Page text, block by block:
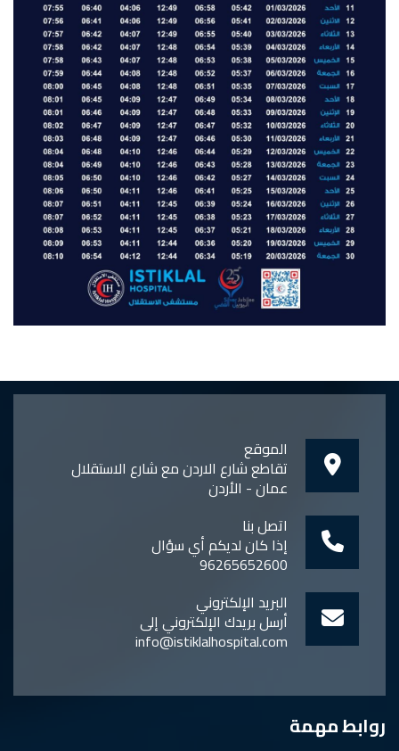
الموقع
تقاطع شارع الاردن مع شارع الاستقلال
عمان - الأردن
اتصل بنا
إذا كان لديكم أي سؤال
96265652600
البريد الإلكتروني
أرسل بريدك الإلكتروني إلى
info@istiklalhospital.com
روابط مهمة